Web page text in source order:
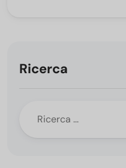
Ricerca